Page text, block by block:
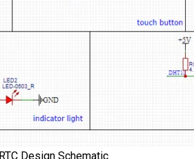
RTC Design Schematic